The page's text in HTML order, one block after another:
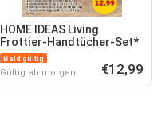
HOME IDEAS Living
Frottier-Handtücher-Set*
Bald gültig
Gültig ab morgen €12,99